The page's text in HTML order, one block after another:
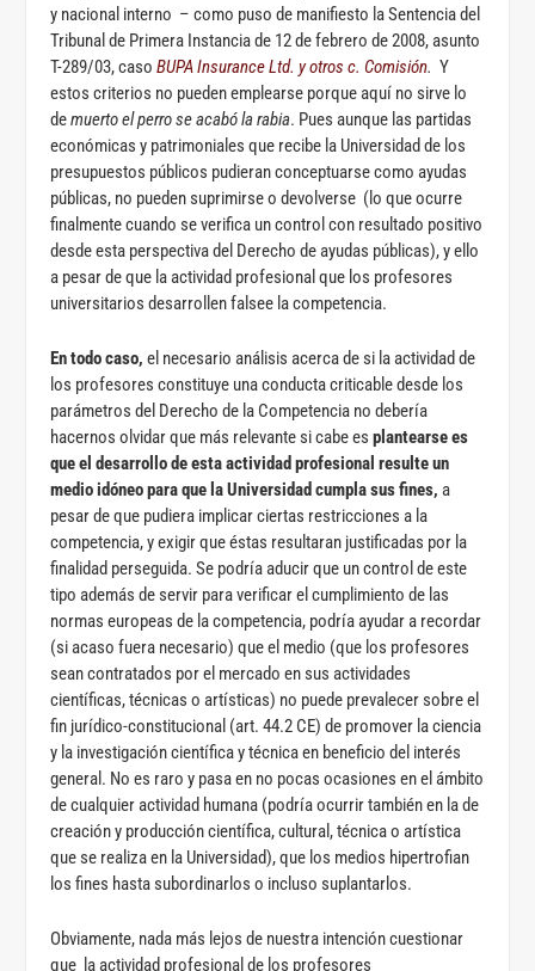
y nacional interno – como puso de manifiesto la Sentencia del
Tribunal de Primera Instancia de 12 de febrero de 2008, asunto
T-289/03, casoBUPA Insurance Ltd. y otros c. Comisión. Y
estos criterios no pueden emplearse porque aquí no sirve lo
demuerto el perro se acabó la rabia. Pues aunque las partidas
económicas y patrimoniales que recibe la Universidad de los
presupuestos públicos pudieran conceptuarse como ayudas
públicas, no pueden suprimirse o devolverse (lo que ocurre
finalmente cuando se verifica un control con resultado positivo
desde esta perspectiva del Derecho de ayudas públicas), y ello
a pesar de que la actividad profesional que los profesores
universitarios desarrollen falsee la competencia.
En todo caso, el necesario análisis acerca de si la actividad de
los profesores constituye una conducta criticable desde los
parámetros del Derecho de la Competencia no debería
hacernos olvidar que más relevante si cabe esplantearse es
que el desarrollo de esta actividad profesional resulte un
medio idóneo para que la Universidad cumpla sus fines,a
pesar de que pudiera implicar ciertas restricciones a la
competencia, y exigir que éstas resultaran justificadas por la
finalidad perseguida.Se podría aducir que un control de este
tipo además de servir para verificar el cumplimiento de las
normas europeas de la competencia, podría ayudar a recordar
(si acaso fuera necesario) que el medio (que los profesores
sean contratados por el mercado en sus actividades
científicas, técnicas o artísticas) no puede prevalecer sobre el
fin jurídico-constitucional (art. 44.2 CE) de promover la ciencia
y la investigación científica y técnica en beneficio del interés
general. No es raro y pasa en no pocas ocasiones en el ámbito
de cualquier actividad humana (podría ocurrir también en la de
creación y producción científica, cultural, técnica o artística
que se realiza en la Universidad), que los medios hipertrofian
los fines hasta subordinarlos o incluso suplantarlos.
Obviamente, nada más lejos de nuestra intención cuestionar
que la actividad profesional de los profesores